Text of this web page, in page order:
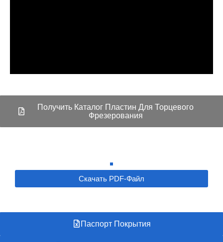
Получить Каталог Пластин Для Торцевого
Фрезерования
Паспорт Покрытия
Скачать PDF-Файл